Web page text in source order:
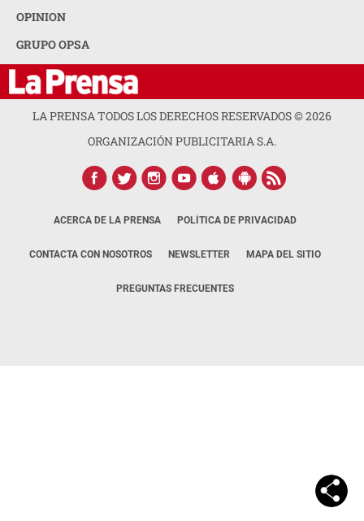
OPINION
GRUPO OPSA
LA PRENSA TODOS LOS DERECHOS RESERVADOS ©2026
ORGANIZACIÓN PUBLICITARIA S.A.
ACERCA DE LA PRENSA POLÍTICA DE PRIVACIDAD
CONTACTA CON NOSOTROS NEWSLETTER MAPA DEL SITIO
PREGUNTAS FRECUENTES